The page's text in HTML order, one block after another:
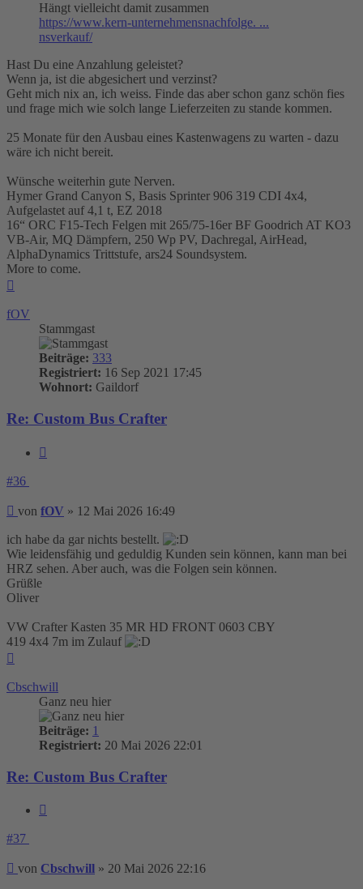
Hängt vielleicht damit zusammen
https://www.kern-unternehmensnachfolge. ...
nsverkauf/
Hast Du eine Anzahlung geleistet?
Wenn ja, ist die abgesichert und verzinst?
Geht mich nix an, ich weiss. Finde das aber schon ganz schön fies
und frage mich wie solch lange Lieferzeiten zu stande kommen.
25 Monate für den Ausbau eines Kastenwagens zu warten - dazu
wäre ich nicht bereit.
Wünsche weiterhin gute Nerven.
Hymer Grand Canyon S, Basis Sprinter 906 319 CDI 4x4,
Aufgelastet auf 4,1 t, EZ 2018
16“ ORC F15-Tech Felgen mit 265/75-16er BF Goodrich AT KO3
VB-Air, MQ Dämpfern, 250 Wp PV, Dachregal, AirHead,
AlphaDynamics Trittstufe, ars24 Soundsystem.
More to come.
fOV
Stammgast
Beiträge: 333
Registriert: 16 Sep 2021 17:45
Wohnort: Gaildorf
Re: Custom Bus Crafter
#36
Beitrag
von fOV » 12 Mai 2026 16:49
ich habe da gar nichts bestellt.
Wie leidensfähig und geduldig Kunden sein können, kann man bei
HRZ sehen. Aber auch, was die Folgen sein können.
Grüßle
Oliver
VW Crafter Kasten 35 MR HD FRONT 0603 CBY
419 4x4 7m im Zulauf
Cbschwill
Ganz neu hier
Beiträge: 1
Registriert: 20 Mai 2026 22:01
Re: Custom Bus Crafter
#37
Beitrag
von Cbschwill » 20 Mai 2026 22:16